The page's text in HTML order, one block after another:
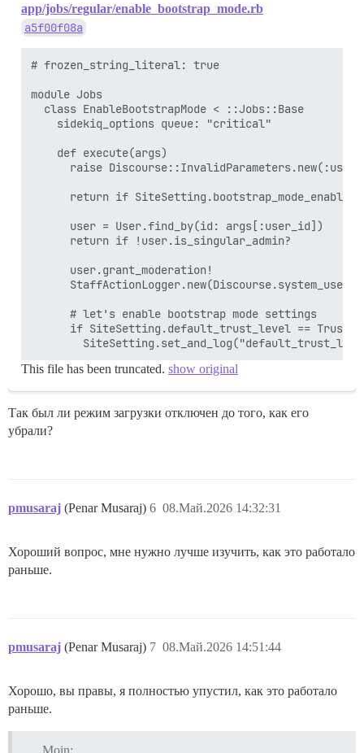
app/jobs/regular/enable_bootstrap_mode.rb
a5f00f08a
# frozen_string_literal: true
module Jobs
  class EnableBootstrapMode < ::Jobs::Base
    sidekiq_options queue: "critical"
    def execute(args)
raise
      return if SiteSetting.bootstrap_mode_enabled
      user = User.find_by(id: args[:user_id])
      return if !user.is_singular_admin?
      user.grant_moderation!
      # let's enable bootstrap mode settings
if SiteSetting.default_trust_level ==
This file has been truncated. show original
Так был ли режим загрузки отключен до того, как его
убрали?
pmusaraj (Penar Musaraj) 08.Май.2026 14:32:31
6
Хороший вопрос, мне нужно лучше изучить, как это работало
раньше.
pmusaraj (Penar Musaraj) 08.Май.2026 14:51:44
7
Хорошо, вы правы, я полностью упустил, как это работало
раньше.
Moin: